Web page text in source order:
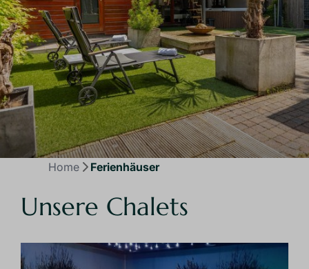
Home Ferienhäuser
Unsere Chalets